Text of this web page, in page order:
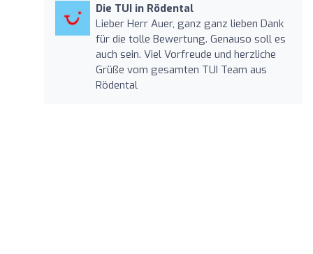
Die TUI in Rödental
Lieber Herr Auer, ganz ganz lieben Dank
für die tolle Bewertung. Genauso soll es
auch sein. Viel Vorfreude und herzliche
Grüße vom gesamten TUI Team aus
Rödental